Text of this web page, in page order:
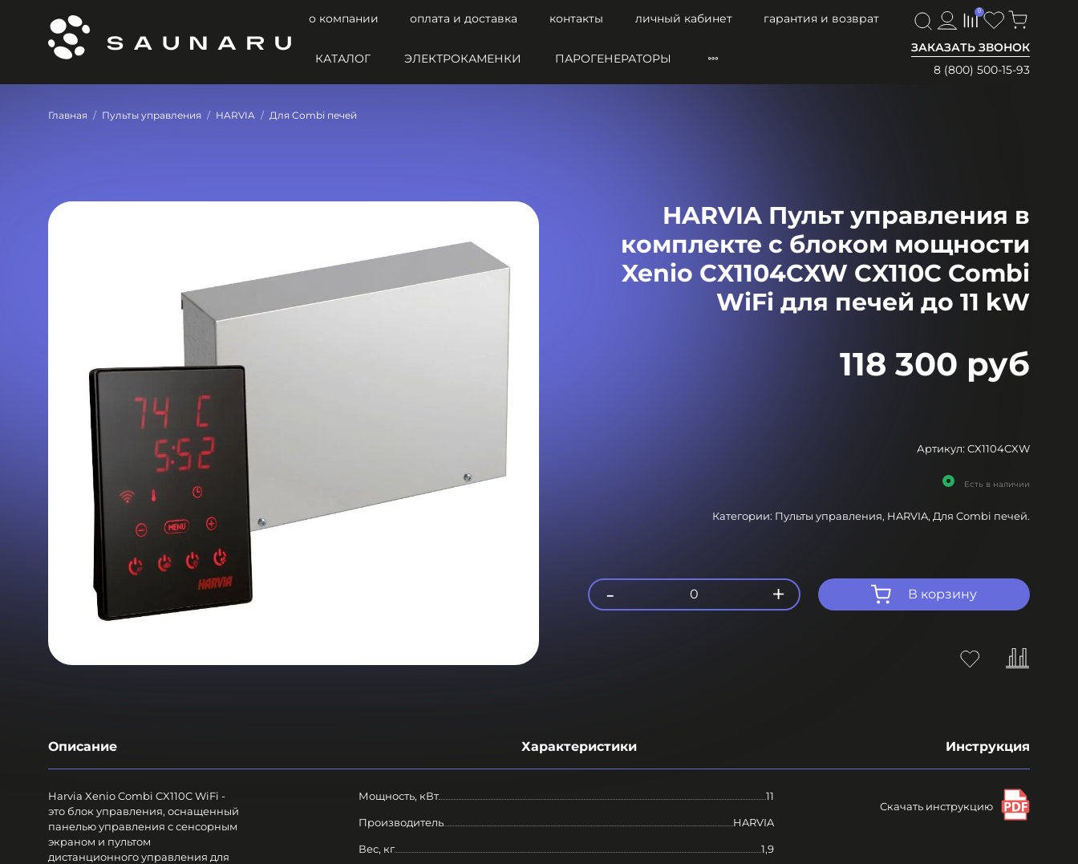
о компании оплата и доставка контакты личный кабинет
гарантия и возврат
ЗАКАЗАТЬ ЗВОНОК
8 (800) 500-15-93
0
КАТАЛОГ ЭЛЕКТРОКАМЕНКИ ПАРОГЕНЕРАТОРЫ
Главная Пульты управления HARVIA Для Combi печей
HARVIA Пульт управления в
комплекте с блоком мощности
Xenio CX1104CXW CX110C Combi
WiFi для печей до 11 kW
118 300 руб
Артикул: CX1104CXW
Есть в наличии
Категории: Пульты управления, HARVIA, Для Combi печей.
В корзину
- 0 +
Описание Характеристики Инструкция
Harvia Xenio Combi CX110C WiFi -
это блок управления, оснащенный
панелью управления с сенсорным
экраном и пультом
дистанционного управления для
Мощность, кВт 11
Производитель HARVIA
Вес, кг 1,9
Скачать инструкцию